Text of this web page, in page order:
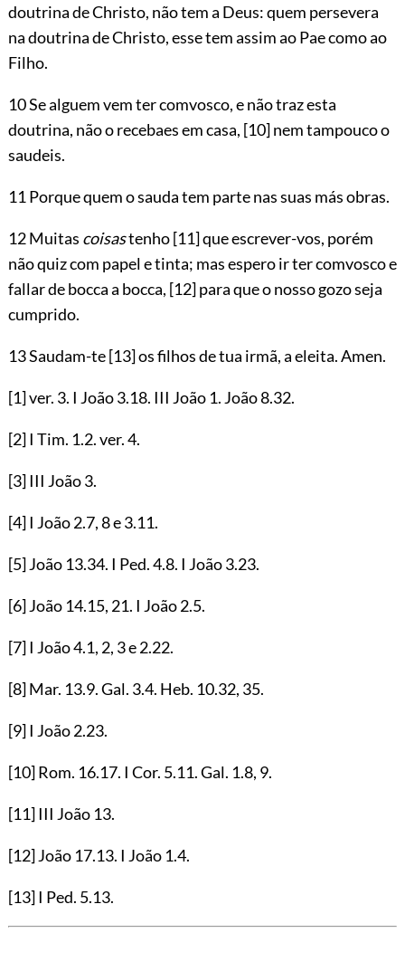
doutrina de Christo, não tem a Deus: quem persevera
na doutrina de Christo, esse tem assim ao Pae como ao
Filho.
10 Se alguem vem ter comvosco, e não traz esta
doutrina, não o recebaes em casa, [10]nem tampouco o
saudeis.
11 Porque quem o sauda tem parte nas suas más obras.
12 Muitas coisastenho[11]que escrever-vos, porém
não quiz com papel e tinta; mas espero ir ter comvosco e
fallar de bocca a bocca, [12]para que o nosso gozo seja
cumprido.
13 Saudam-te[13]os filhos de tua irmã, a eleita. Amen.
[1]ver. 3. I João3.18. III João 1. João8.32.
[2]I Tim. 1.2. ver.4.
[3]III João3.
[4]I João2.7,8e3.11.
[5]João 13.34. I Ped.4.8. I João3.23.
[6]João 14.15, 21. I João2.5.
[7]I João4.1, 2, 3e2.22.
[8]Mar. 13.9. Gal. 3.4. Heb. 10.32, 35.
[9]I João2.23.
[10]Rom. 16.17. I Cor. 5.11. Gal. 1.8, 9.
[11]III João 13.
[12]João 17.13. I João 1.4.
[13]I Ped. 5.13.